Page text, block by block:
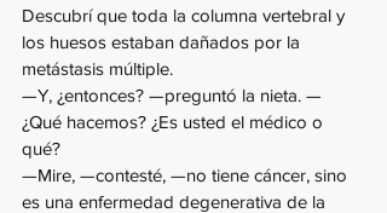
Descubrí que toda la columna vertebral y
los huesos estaban dañados por la
metástasis múltiple.
—Y, ¿entonces? —preguntó la nieta. —
¿Qué hacemos? ¿Es usted el médico o
qué?
—Mire, —contesté, —no tiene cáncer, sino
es una enfermedad degenerativa de la